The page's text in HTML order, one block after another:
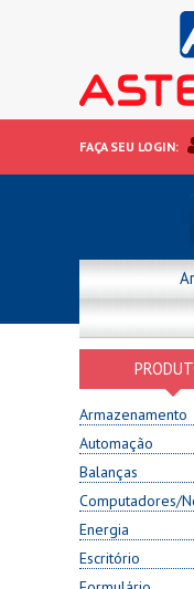
FAÇA SEU LOGIN:
Armazenamento
Automação
Balanças
Computadores/
Energia
Escritório